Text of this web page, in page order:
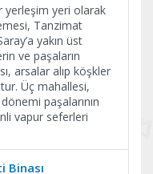
yerleşim yeri olarak
Tanzimat
yakın üst
ve paşaların
arsalar alıp köşkler
Üç mahallesi,
paşalarının
vapur seferleri
Binası